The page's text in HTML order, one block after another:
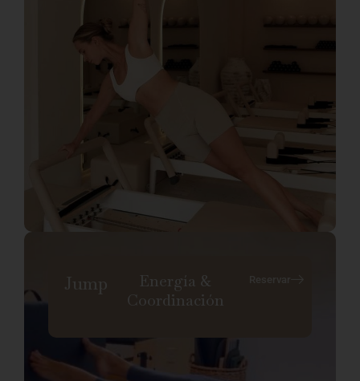
Jump
Energía &
Coordinación